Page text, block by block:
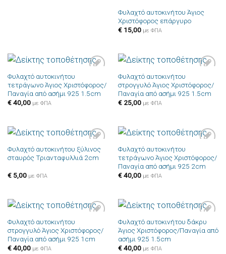
Φυλαχτό αυτοκινήτου Άγιος
Χριστόφορος επάργυρο
€15,00 με ΦΠΑ
στην λίστα
επιθυμιών
Φυλαχτό αυτοκινήτου
τετράγωνο Άγιος Χριστόφορος/
Παναγία από ασήμι 925 1.5cm
€40,00 με ΦΠΑ
στην λίστα
επιθυμιών
Φυλαχτό αυτοκινήτου
στρογγυλό Άγιος Χριστόφορος/
Παναγία από ασήμι 925 1.5cm
€25,00 με ΦΠΑ
Πρόσθήκη
στην λίστα
Φυλαχτό αυτοκινήτου ξύλινος
σταυρός Τριανταφυλλιά 2cm
€5,00 με ΦΠΑ
στην λίστα
επιθυμιών
Φυλαχτό αυτοκινήτου
τετράγωνο Άγιος Χριστόφορος/
Παναγία από ασήμι 925 2cm
€40,00 με ΦΠΑ
στην λίστα
επιθυμιών
Φυλαχτό αυτοκινήτου
στρογγυλό Άγιος Χριστόφορος/
Παναγία από ασήμι 925 1cm
€40,00 με ΦΠΑ
Πρόσθήκη
στην λίστα
Φυλαχτό αυτοκινήτου δάκρυ
Άγιος Χριστόφορος/Παναγία από
ασήμι 925 1.5cm
€40,00 με ΦΠΑ